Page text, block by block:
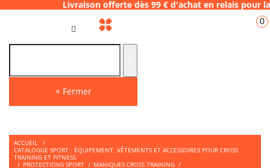
offerte dès 99 € d'achat en
× Fermer
0
ACCUEIL
/
CATALOGUE SPORT : ÉQUIPEMENT, VÊTEMENTS ET ACCESSOIRES POUR CROSS
TRAINING ET FITNESS
/ PROTECTIONS SPORT / MANIQUES CROSS TRAINING /